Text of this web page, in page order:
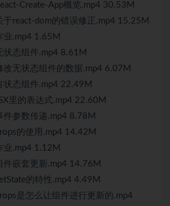
Create-App概览.mp4 30.53M
于react-dom的错误修正.mp4 15.25M
.mp4 1.65M
态组件.mp4 8.61M
无状态组件的数据.mp4 6.07M
态组件.mp4 22.49M
里的表达式.mp4 22.60M
参数传递.mp4 8.78M
的使用.mp4 14.42M
.mp4 1.12M
嵌套更新.mp4 14.76M
的特性.mp4 4.49M
是怎么让组件进行更新的.mp4